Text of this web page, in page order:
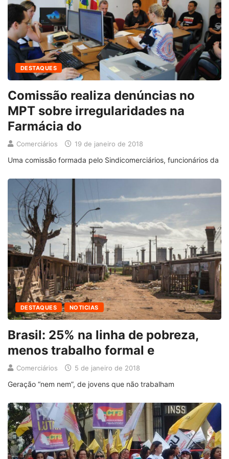
DESTAQUES
Comissão realiza denúncias no
MPT sobre irregularidades na
Farmácia do
Comerciários 19 de janeiro de 2018
Uma comissão formada pelo Sindicomerciários, funcionários da
DESTAQUES NOTICIAS
Brasil: 25% na linha de pobreza,
menos trabalho formal e
Comerciários 5 de janeiro de 2018
Geração “nem nem”, de jovens que não trabalham